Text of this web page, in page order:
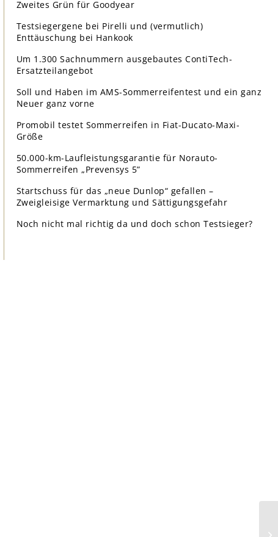
Zweites Grün für Goodyear
Testsiegergene bei Pirelli und (vermutlich)
Enttäuschung bei Hankook
Um 1.300 Sachnummern ausgebautes ContiTech-
Ersatzteilangebot
Soll und Haben im AMS-Sommerreifentest und ein ganz
Neuer ganz vorne
Promobil testet Sommerreifen in Fiat-Ducato-Maxi-
Größe
50.000-km-Laufleistungsgarantie für Norauto-
Sommerreifen „Prevensys 5”
Startschuss für das „neue Dunlop“ gefallen –
Zweigleisige Vermarktung und Sättigungsgefahr
Noch nicht mal richtig da und doch schon Testsieger?